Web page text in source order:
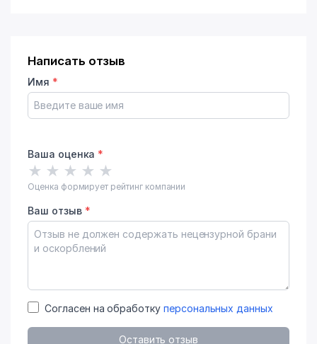
Написать отзыв
Имя *
Ваша оценка *
★ ★ ★ ★ ★
Оценка формирует рейтинг компании
Ваш отзыв *
Согласен на обработку персональных данных
Оставить отзыв